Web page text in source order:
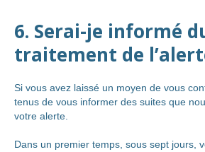
6. Serai-je informé
traitement de
Si vous avez laissé un moyen de vous
tenus de vous informer des suites que
votre alerte.
Dans un premier temps, sous sept jours,